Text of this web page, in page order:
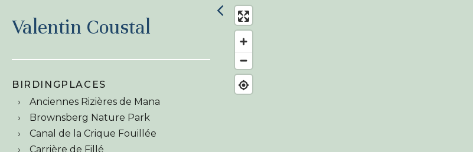
Valentin Coustal
BIRDINGPLACES
Anciennes Rizières de Mana
Brownsberg Nature Park
Canal de la Crique Fouillée
Carrière de Fillé